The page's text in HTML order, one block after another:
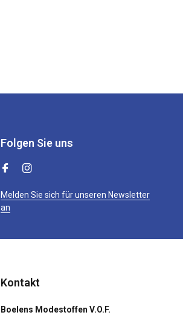
Folgen Sie uns
Melden Sie sich für unseren Newsletter
an
Kontakt
Boelens Modestoffen V.O.F.